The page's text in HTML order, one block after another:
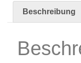
Luftreinigung
Beschreibung